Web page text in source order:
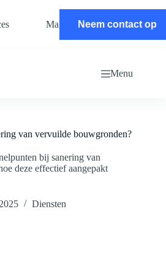
Magazine Contact
Neem contact op
Menu
van vervuilde bouwgronden?
bij sanering van
deze effectief aangepakt
Diensten